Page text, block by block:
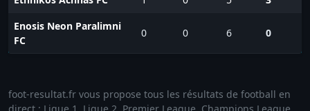
Enosis Neon Paralimni
FC
0 0 6 0
foot-resultat.fr vous propose tous les résultats de football en